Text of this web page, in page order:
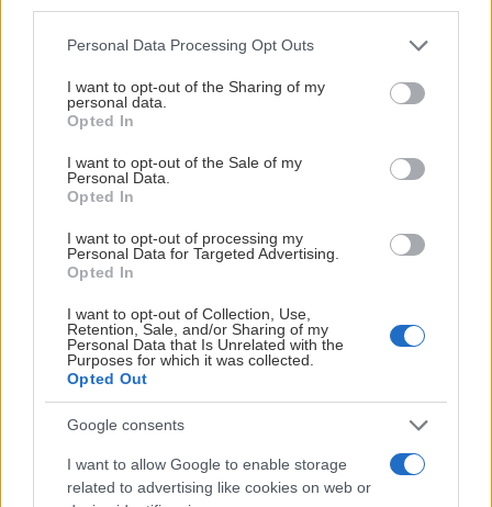
Please note that this website/app uses one or more Google
not limited to your visit or usage behaviour. You may click to
grant or deny consent to Google and its third-party tags to
use your data for below specified purposes in below Google
consent section.
Personal Data Processing Opt Outs
I want to opt-out of the Sharing of my
personal data.
Opted In
I want to opt-out of the Sale of my
Personal Data.
Opted In
I want to opt-out of processing my
Personal Data for Targeted Advertising.
Opted In
I want to opt-out of Collection, Use,
Retention, Sale, and/or Sharing of my
Personal Data that Is Unrelated with the
Purposes for which it was collected.
Opted Out
Google consents
I want to allow Google to enable storage
related to advertising like cookies on web or
på plats i arenan - med Röglesoffan får du det bästa av
Ta del av Loftets goda buffé - njut dessutom av god
service med tilltugg och dryck som serveras direkt till din
Företag? Läs mer om hur du kan bli partner i
Partnerkatalog
Visa mer
Barhyllan
Högst upp, med arenans mest spektakulära vy, hittar du